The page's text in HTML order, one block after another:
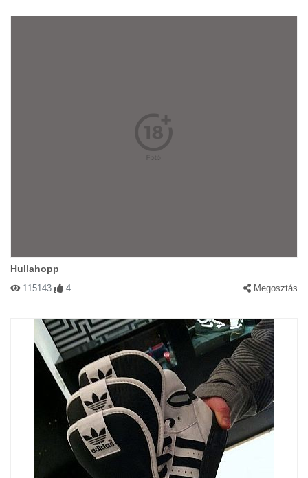
Hullahopp
115143 4 Megosztás